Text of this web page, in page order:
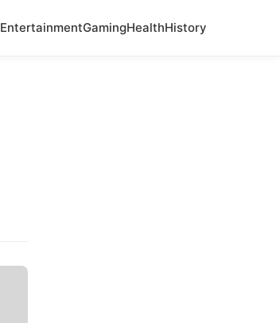
EntertainmentGamingHealthHistory